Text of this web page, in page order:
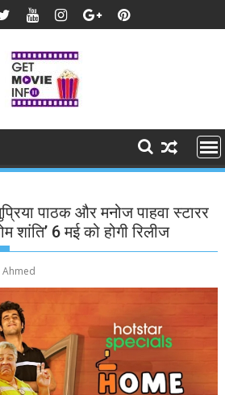
पाठक और मनोज पाहवा स्टारर
शांति’ 6 मई को होगी रिलीज
Ahmed